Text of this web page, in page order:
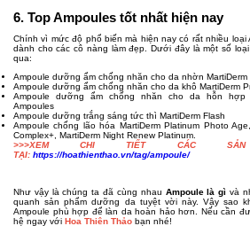
6. Top Ampoules tốt nhất hiện nay
Chính vì mức độ phổ biến mà hiện nay có rất nhiều
dành cho các cô nàng làm đẹp. Dưới đây là một số
qua:
Ampoule dưỡng ẩm chống nhăn cho da nhờn MartiDerm
Ampoule dưỡng ẩm chống nhăn cho da khô MartiDerm
Ampoule dưỡng ẩm chống nhăn cho da hỗn hợp
Ampoules
Ampoule dưỡng trắng sáng tức thì MartiDerm Flash
Ampoule chống lão hóa MartiDerm Platinum Photo
Complex+, MartiDerm Night Renew Platinum.
>>>XEM CHI TIẾT CÁC SẢN
TẠI: https://hoathienthao.vn/tag/ampoule/
Như vậy là chúng ta đã cùng nhau Ampoule là gì và
quanh sản phẩm dưỡng da tuyệt vời này. Vậy sao
Ampoule phù hợp để làn da hoàn hảo hơn. Nếu cần
hệ ngay với Hoa Thiên Thảo bạn nhé!